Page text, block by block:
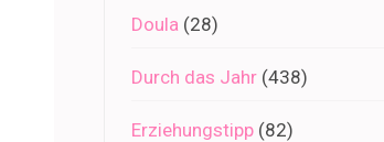
Doula (28)
Durch das Jahr (438)
Erziehungstipp (82)